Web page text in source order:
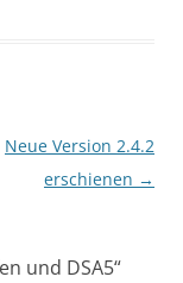
Neue Version 2.4.2
erschienen →
und DSA5“